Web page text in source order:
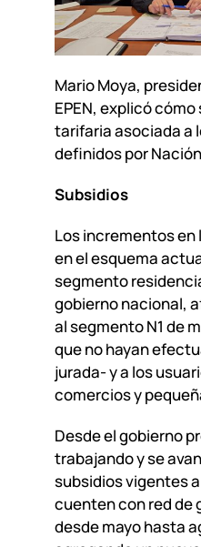
Mario Moya,
EPEN, explicó
tarifaria asociada a
definidos por
Subsidios
Los incrementos en
en el esquema
segmento
gobierno nacional,
al segmento N1 de
que no hayan
jurada- y a los
comercios y
Desde el gobierno
trabajando y se
subsidios vigentes
cuenten con red de
desde mayo hasta